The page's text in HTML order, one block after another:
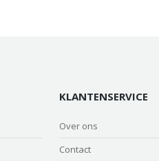
KLANTENSERVICE
Over ons
Contact